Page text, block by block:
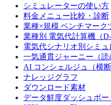
シミュレーターの使い方
料金メニュー比較・診断
業種×規模 ベンチマーク
業種別 電気代計算機（D-
電気代シナリオ別シミ
一気通貫ジャーニー（読
AI コンシェルジュ（横断
ナレッジグラフ
ダウンロード素材
データ鮮度ダッシュボー